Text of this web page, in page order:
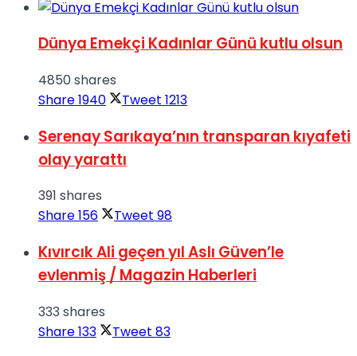
Dünya Emekçi Kadınlar Günü kutlu olsun
4850 shares
Share1940 Tweet 1213
Serenay Sarıkaya’nın transparan kıyafeti
olay yarattı
391 shares
Share156 Tweet 98
Kıvırcık Ali geçen yıl Aslı Güven’le
evlenmiş / Magazin Haberleri
333 shares
Share133 Tweet 83